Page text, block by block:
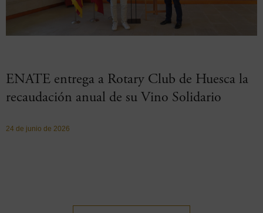
ENATE entrega a Rotary Club de Huesca la
recaudación anual de su Vino Solidario
24 de junio de 2026